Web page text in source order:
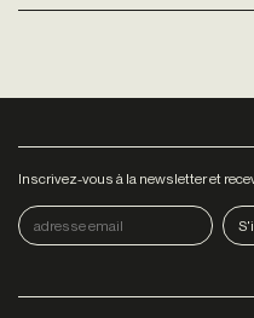
Inscrivez-vous à la newsletter et